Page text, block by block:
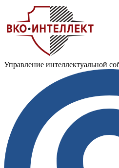
Управление интеллектуальной